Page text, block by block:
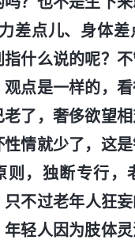
差点儿、身体差
什么说的呢？
点是一样的，
了，奢侈欲望
情就少了，这
，独断专行，
不过老年人狂
轻人因为肢体灵